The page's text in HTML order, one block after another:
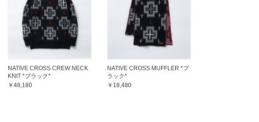
NATIVE CROSS CREW NECK
KNIT *ブラック*
￥48,180
NATIVE CROSS MUFFLER *ブ
ラック*
￥18,480